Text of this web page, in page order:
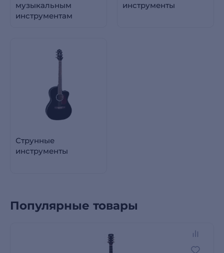
музыкальным
инструментам
инструменты
Струнные
инструменты
Популярные товары